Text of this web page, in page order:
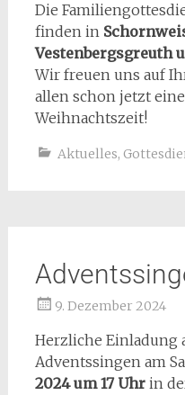
Die
finden in
Vestenbergsgreuth
Wir freuen uns auf
allen schon jetzt
Weihnachtszeit!
Aktuelles,
9. Dezember 2024
Herzliche Einladung
Adventssingen am
2024 um 17 Uhrin